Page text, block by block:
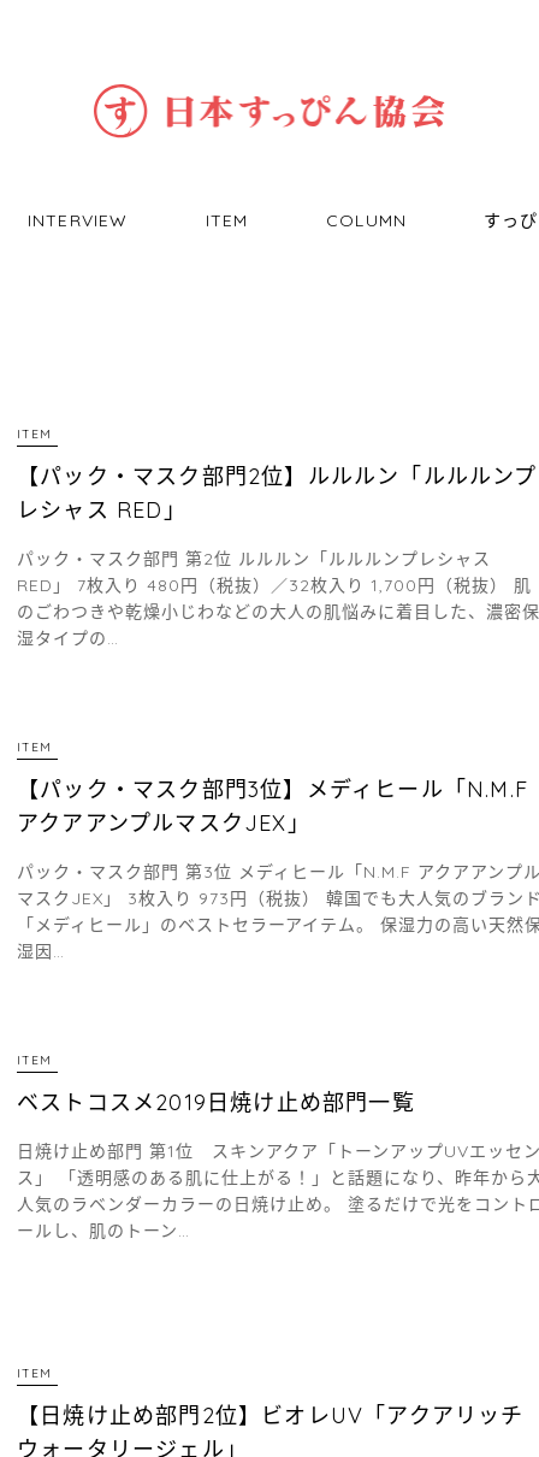
INTERVIEW ITEM COLUMN すっ
ITEM
【パック・マスク部門2位】ルルルン「ルルルンプ
レシャス RED」
パック・マスク部門 第2位 ルルルン「ルルルンプレシャス
RED」 7枚入り 480円（税抜）／32枚入り 1,700円（税抜） 肌
のごわつきや乾燥小じわなどの大人の肌悩みに着目した、濃密保
湿タイプの…
ITEM
【パック・マスク部門3位】メディヒール「N.M.F
アクアアンプルマスクJEX」
パック・マスク部門 第3位 メディヒール「N.M.F アクアアンプ
マスクJEX」 3枚入り 973円（税抜） 韓国でも大人気のブラン
「メディヒール」のベストセラーアイテム。 保湿力の高い天然
湿因…
ITEM
ベストコスメ2019日焼け止め部門一覧
日焼け止め部門 第1位 スキンアクア「トーンアップUVエッセ
ス」 「透明感のある肌に仕上がる！」と話題になり、昨年から
人気のラベンダーカラーの日焼け止め。 塗るだけで光をコント
ールし、肌のトーン…
ITEM
【日焼け止め部門2位】ビオレUV「アクアリッチ
ウォータリージェル」